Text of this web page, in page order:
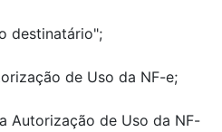
destinatário";
de Uso da NF-e;
Autorização de Uso da NF-